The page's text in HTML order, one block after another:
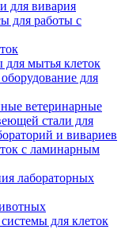
для вивария
для работы с
мытья клеток
для
ветеринарные
стали для
и вивариев
с ламинарным
лабораторных
для клеток